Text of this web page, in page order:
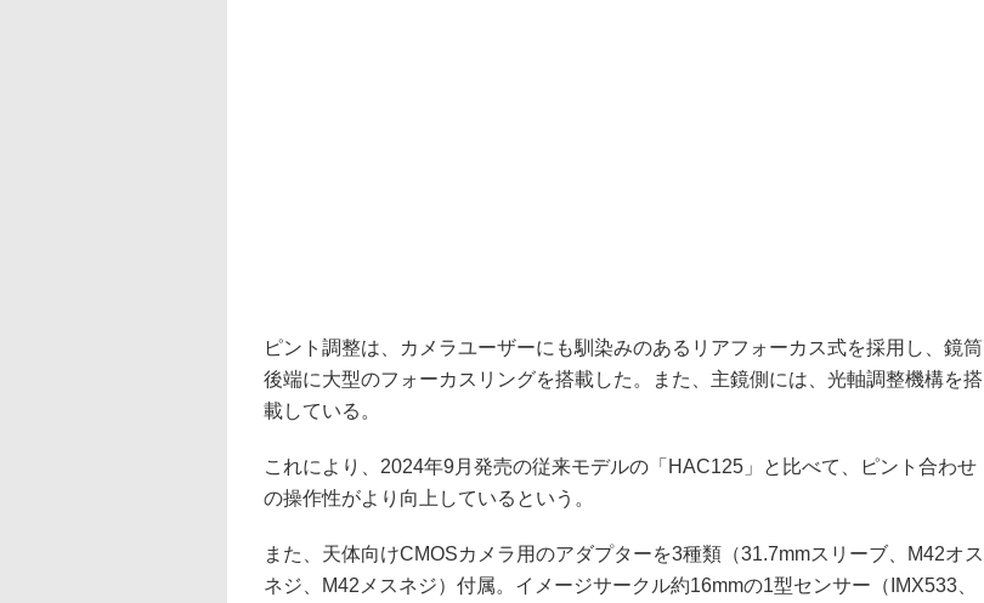
ピント調整は、カメラユーザーにも馴染みのあるリアフォーカス式を採用し、鏡筒
後端に大型のフォーカスリングを搭載した。また、主鏡側には、光軸調整機構を搭
載している。
これにより、2024年9月発売の従来モデルの「HAC125」と比べて、ピント合わせ
の操作性がより向上しているという。
また、天体向けCMOSカメラ用のアダプターを3種類（31.7mmスリーブ、M42オス
ネジ、M42メスネジ）付属。イメージサークル約16mmの1型センサー（IMX533、